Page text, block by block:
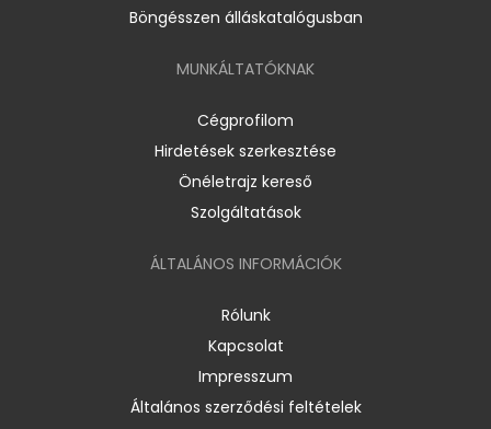
Böngésszen álláskatalógusban
MUNKÁLTATÓKNAK
Cégprofilom
Hirdetések szerkesztése
Önéletrajz kereső
Szolgáltatások
ÁLTALÁNOS INFORMÁCIÓK
Rólunk
Kapcsolat
Impresszum
Általános szerződési feltételek